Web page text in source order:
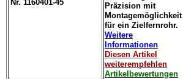
Nr. 1160401-45
Präzision mit
Montagemöglichkeit
für ein Zielfernrohr.
Weitere
Informationen
Diesen Artikel
weiterempfehlen
Artikelbewertungen